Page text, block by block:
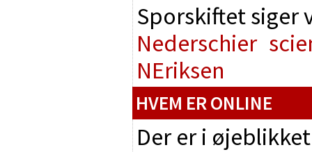
Sporskiftet
Nederschier
NEriksen
HVEM ER ONLINE
Der er i